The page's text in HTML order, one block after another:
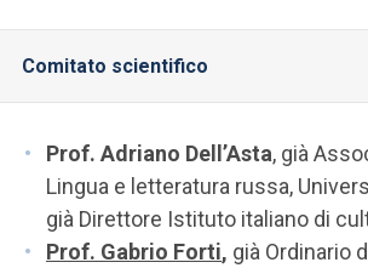
Comitato scientifico
Prof. Adriano Dell’Asta, già
Lingua e letteratura russa,
già Direttore Istituto italiano di
Prof. Gabrio Forti, già Ordinario